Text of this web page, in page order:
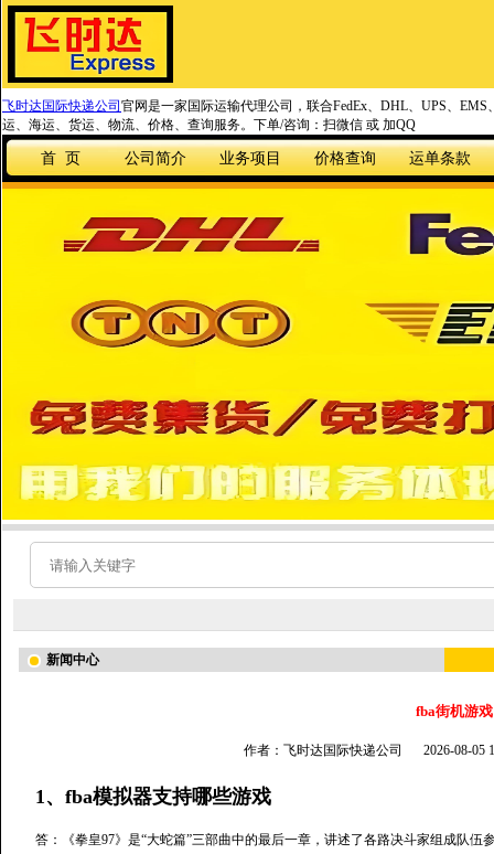
飞时达国际快递公司 官网是一家国际运输代理公司，联合FedEx、DHL、UPS、
运、海运、货运、物流、价格、查询服务。下单/咨询：扫微信 或 加QQ
首 页 公司简介 业务项目 价格查询 运单条款
新闻中心
fba街机游戏
作者：飞时达国际快递公司 2026-08-05
1、fba模拟器支持哪些游戏
答：《拳皇97》是“大蛇篇”三部曲中的最后一章，讲述了各路决斗家组成队